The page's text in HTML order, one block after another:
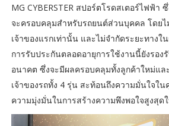
MG CYBERSTER สปอร์ตโรดสเตอร์ไฟฟ้า
จะครอบคลุมสำหรับรถยนต์ส่วนบุคคล โดยไ
เจ้าของแรกเท่านั้น และไม่จำกัดระยะทางใ
การรับประกันตลอดอายุการใช้งานนี้ยังรอง
อนาคต ซึ่งจะมีผลครอบคลุมทั้งลูกค้าใหม่แ
เจ้าของรถทั้ง 4 รุ่น สะท้อนถึงความมั่นใจ
ความมุ่งมั่นในการสร้างความพึงพอใจสูงสุด